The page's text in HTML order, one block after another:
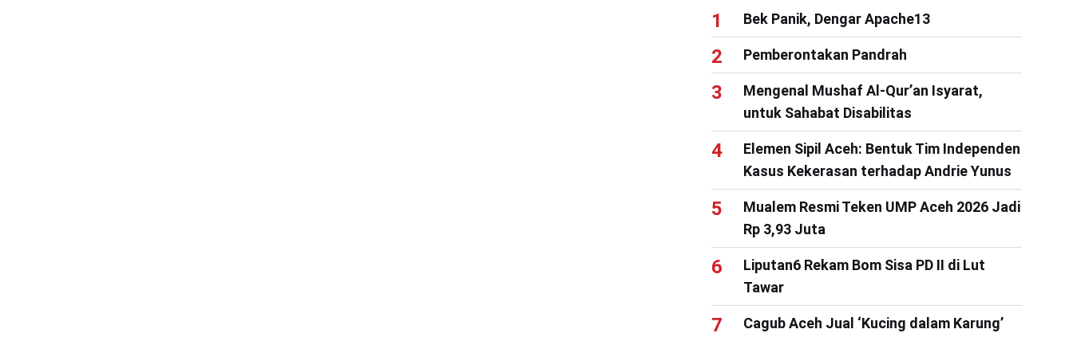
Bek Panik, Dengar Apache13
Pemberontakan Pandrah
Mengenal Mushaf Al-Qur’an Isyarat,
untuk Sahabat Disabilitas
Elemen Sipil Aceh: Bentuk Tim Independen
Kasus Kekerasan terhadap Andrie Yunus
Mualem Resmi Teken UMP Aceh 2026 Jadi
Rp 3,93 Juta
Liputan6 Rekam Bom Sisa PD II di Lut
Tawar
Cagub Aceh Jual ‘Kucing dalam Karung’